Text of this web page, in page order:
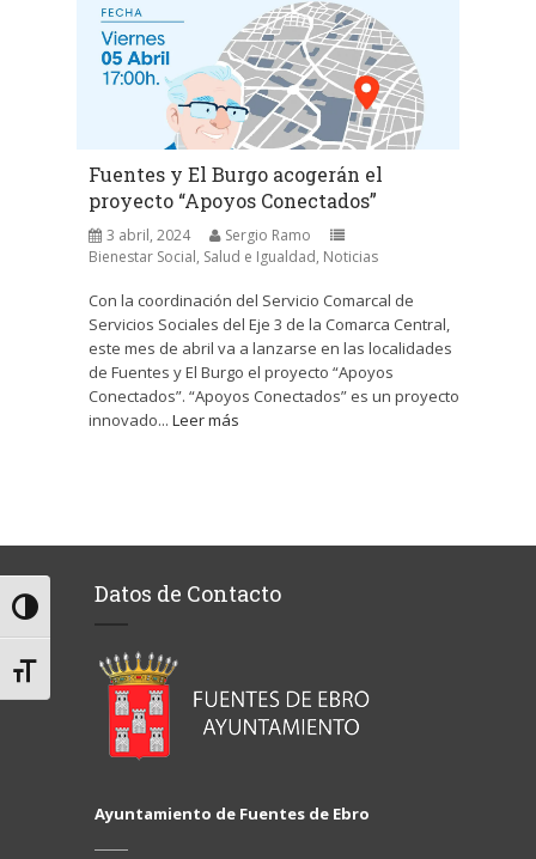
Alternar alto contraste
Alternar tamaño de letra
Fuentes y El Burgo acogerán el
proyecto “Apoyos Conectados”
3 abril, 2024
Sergio Ramo
Bienestar Social, Salud e Igualdad, Noticias
Con la coordinación del Servicio Comarcal de
Servicios Sociales del Eje 3 de la Comarca Central,
este mes de abril va a lanzarse en las localidades
de Fuentes y El Burgo el proyecto “Apoyos
Conectados”. “Apoyos Conectados” es un proyecto
innovado... Leer más
Datos de Contacto
Ayuntamiento de Fuentes de Ebro